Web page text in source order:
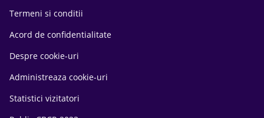
Termeni si conditii
Acord de confidentialitate
Despre cookie-uri
Administreaza cookie-uri
Statistici vizitatori